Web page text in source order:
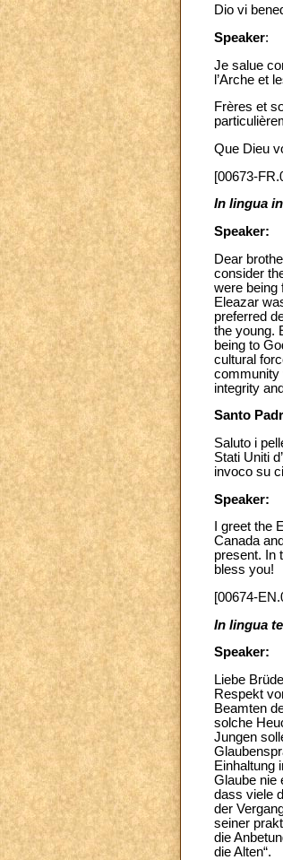
Dio vi
Speaker:
Je salue
l’Arche et
Frères et
Que Dieu
[00673-
In lingua
Speaker:
Dear
consider
were being
Eleazar
preferred
the young.
being to
cultural
community
integrity
Santo
Saluto i
Stati Uniti
invoco su
Speaker:
I greet the
Canada
present. In
bless you!
[00674-
In lingua
Speaker:
Liebe
Respekt
Beamten
solche
Jungen
Einhaltung
Glaube nie
dass viele
der
seiner
die
die Alten“.